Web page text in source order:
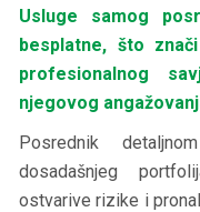
Usluge samog
besplatne, što
profesionalnog
njegovog
Posrednik
dosadašnjeg
ostvarive rizike i